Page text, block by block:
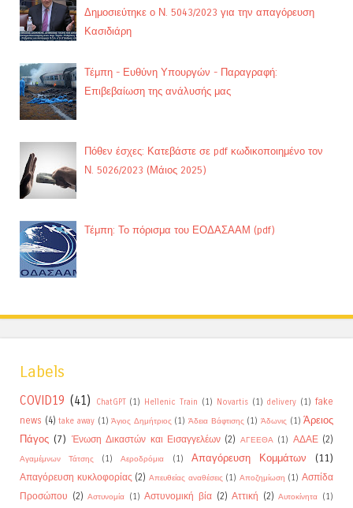
Δημοσιεύτηκε ο Ν. 5043/2023 για την απαγόρευση
Κασιδιάρη
Τέμπη - Ευθύνη Υπουργών - Παραγραφή:
Επιβεβαίωση της ανάλυσής μας
Πόθεν έσχες: Κατεβάστε σε pdf κωδικοποιημένο τον
Ν. 5026/2023 (Μάιος 2025)
Τέμπη: Το πόρισμα του ΕΟΔΑΣΑΑΜ (pdf)
Labels
COVID19 (41) ChatGPT (1) Hellenic Train (1) Novartis (1) delivery (1) fake
news (4) take away (1) Άγιος Δημήτριος (1) Άδεια Βάφτισης (1) Άδωνις (1) Άρειος
Πάγος (7) Ένωση Δικαστών και Εισαγγελέων (2) ΑΓΕΕΘΑ (1) ΑΔΑΕ (2)
Αγαμέμνων Τάτσης (1) Αεροδρόμια (1) Απαγόρευση Κομμάτων (11)
Απαγόρευση κυκλοφορίας (2) Απευθείας αναθέσεις (1) Αποζημίωση (1) Ασπίδα
Προσώπου (2) Αστυνομία (1) Αστυνομική βία (2) Αττική (2) Αυτοκίνητα (1)